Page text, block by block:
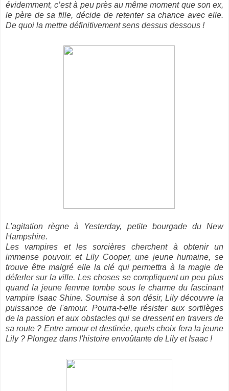
évidemment, c’est à peu près au même moment que son ex,
le père de sa fille, décide de retenter sa chance avec elle.
De quoi la mettre définitivement sens dessus dessous !
L'agitation règne à Yesterday, petite bourgade du New
Hampshire.
Les vampires et les sorcières cherchent à obtenir un
immense pouvoir. et Lily Cooper, une jeune humaine, se
trouve être malgré elle la clé qui permettra à la magie de
déferler sur la ville. Les choses se compliquent un peu plus
quand la jeune femme tombe sous le charme du fascinant
vampire Isaac Shine. Soumise à son désir, Lily découvre la
puissance de l'amour. Pourra-t-elle résister aux sortilèges
de la passion et aux obstacles qui se dressent en travers de
sa route ? Entre amour et destinée, quels choix fera la jeune
Lily ? Plongez dans l'histoire envoûtante de Lily et Isaac !